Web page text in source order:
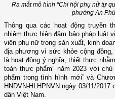
Ra mắt mô hình “Chi hội phụ nữ tự
phường An
Thông qua các hoạt động truyền
nhiệm thực hiện đảm bảo pháp luật
viên phụ nữ trong sản xuất, kinh
địa phương vì sức khỏe cộng
là hoạt động ý nghĩa, thiết thực
toàn thực phẩm” năm 2023 với
phẩm trong tình hình mới” và
HNDVN-HLHPNVN ngày 03/11/
dân Việt Nam.